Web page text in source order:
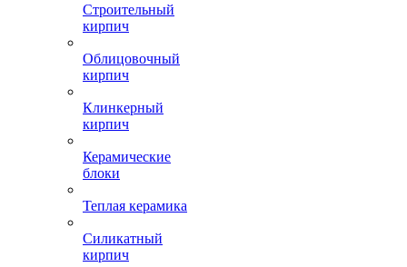
Строительный
кирпич
Облицовочный
кирпич
Клинкерный
кирпич
Керамические
блоки
Теплая керамика
Силикатный
кирпич